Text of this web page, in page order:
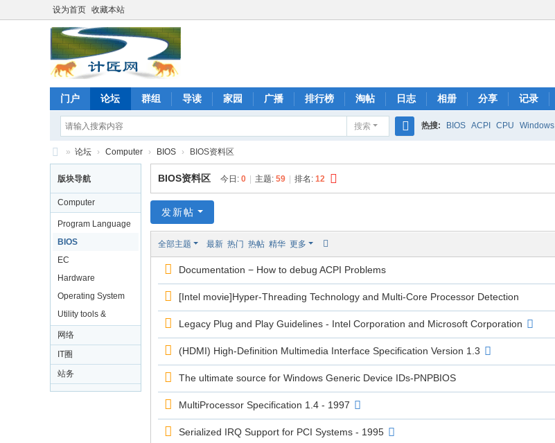
设为首页 收藏本站
门户 论坛 群组 导读 家园 广播 排行榜 淘帖 日志 相册 分享 记录
搜索
索
热搜: BIOS ACPI CPU Windows
计
匠
网
» 论坛 › Computer › BIOS › BIOS资料区
版块导航
Computer
Program Language
BIOS
EC
Hardware
Operating System
Utility tools &
Development Test &
Evaluation
网络
IT圈
站务
BIOS资料区 今日: 0 主题: 59 排名: 12
发新帖
全部主题 最新 热门 热帖 精华 更多
Documentation − How to debug ACPI Problems
[Intel movie]Hyper-Threading Technology and Multi-Core Processor Detection
Legacy Plug and Play Guidelines - Intel Corporation and Microsoft Corporation
(HDMI) High-Definition Multimedia Interface Specification Version 1.3
The ultimate source for Windows Generic Device IDs-PNPBIOS
MultiProcessor Specification 1.4 - 1997
Serialized IRQ Support for PCI Systems - 1995